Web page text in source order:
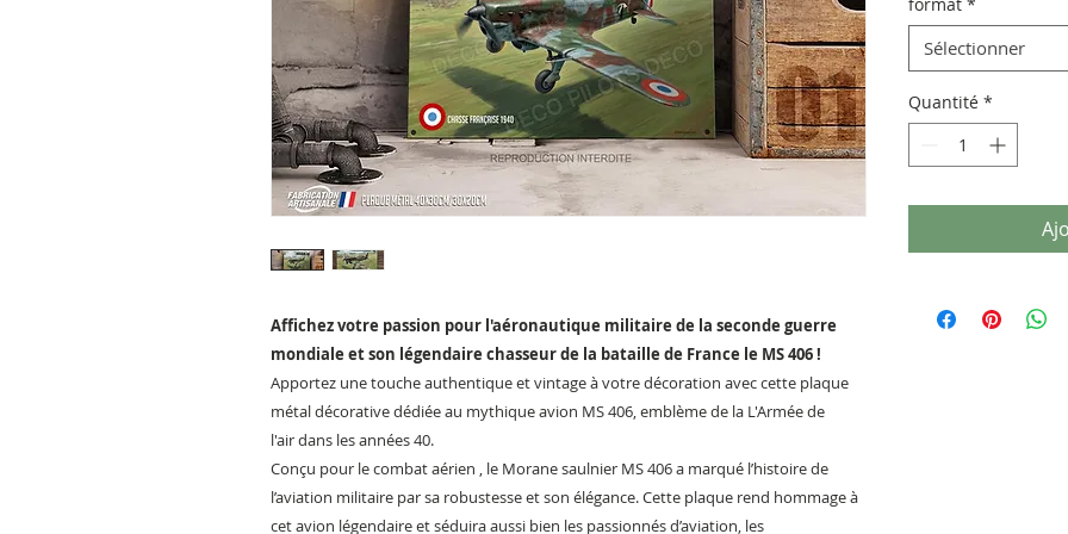
Affichez votre passion pour l'aéronautique militaire de la seconde guerre
mondiale et son légendaire chasseur de la bataille de France le MS 406 !
Apportez une touche authentique et vintage à votre décoration avec cette plaque
métal décorative dédiée au mythique avion MS 406, emblème de la L'Armée de
l'air dans les années 40.
Conçu pour le combat aérien , le Morane saulnier MS 406 a marqué l’histoire de
l’aviation militaire par sa robustesse et son élégance. Cette plaque rend hommage à
cet avion légendaire et séduira aussi bien les passionnés d’aviation, les
Sélectionner
Quantité *